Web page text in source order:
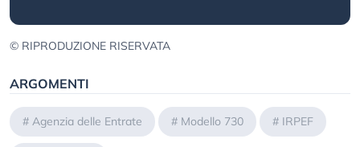
© RIPRODUZIONE RISERVATA
ARGOMENTI
# Agenzia delle Entrate # Modello 730 # IRPEF